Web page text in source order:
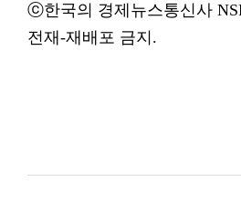
ⓒ한국의 경제뉴스통신사
전재-재배포 금지.